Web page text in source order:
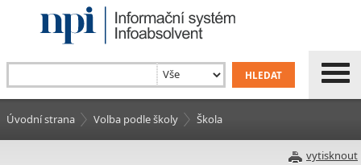
Úvodní strana Volba podle školy Škola
vytisknout